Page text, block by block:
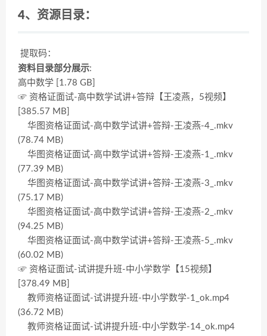
4、资源目录：
提取码：
资料目录部分展示:
高中数学 [1.78 GB]
☞ 资格证面试-高中数学试讲+答辩【王凌燕，5视频】
[385.57 MB]
华图资格证面试-高中数学试讲+答辩-王凌燕-4_.mkv
(78.74 MB)
华图资格证面试-高中数学试讲+答辩-王凌燕-1_.mkv
(77.39 MB)
华图资格证面试-高中数学试讲+答辩-王凌燕-3_.mkv
(75.17 MB)
华图资格证面试-高中数学试讲+答辩-王凌燕-2_.mkv
(94.25 MB)
华图资格证面试-高中数学试讲+答辩-王凌燕-5_.mkv
(60.02 MB)
☞ 资格证面试-试讲提升班-中小学数学【15视频】
[378.49 MB]
教师资格证面试-试讲提升班-中小学数学-1_ok.mp4
(36.72 MB)
教师资格证面试-试讲提升班-中小学数学-14_ok.mp4